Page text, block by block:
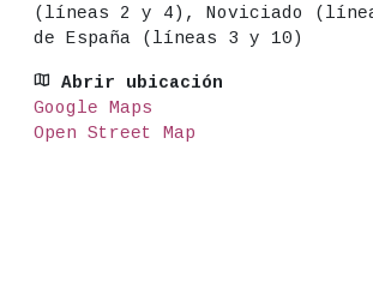
(líneas 2 y 4), Noviciado
de España (líneas 3 y 10)
Abrir ubicación
Google Maps
Open Street Map